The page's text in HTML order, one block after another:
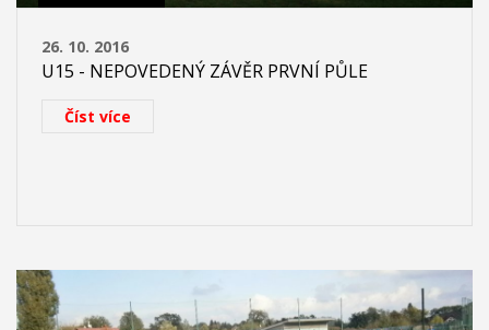
26. 10. 2016
U15 - NEPOVEDENÝ ZÁVĚR PRVNÍ PŮLE
Číst více